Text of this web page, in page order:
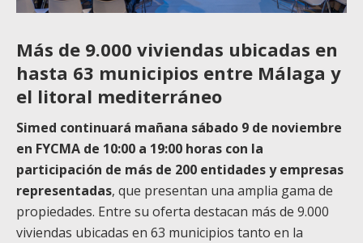
Más de 9.000 viviendas ubicadas en
hasta 63 municipios entre Málaga y
el litoral mediterráneo
Simed continuará mañana sábado 9 de noviembre
en FYCMA de 10:00 a 19:00 horas con la
participación de más de 200 entidades y empresas
representadas, que presentan una amplia gama de
propiedades. Entre su oferta destacan más de 9.000
viviendas ubicadas en 63 municipios tanto en la